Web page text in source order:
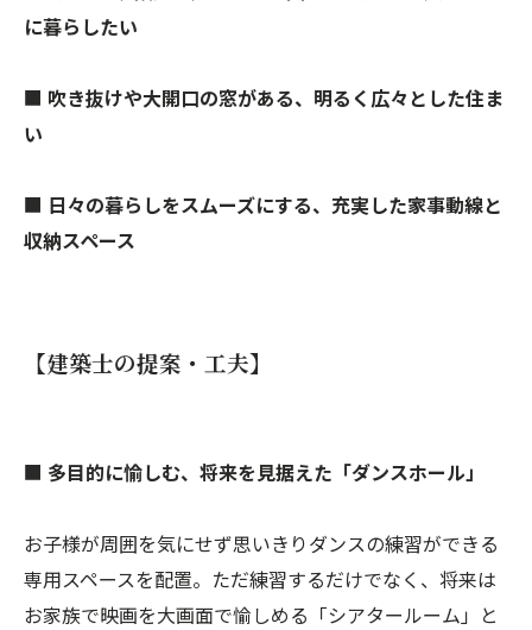
に暮らしたい
■ 吹き抜けや大開口の窓がある、明るく広々とした住ま
い
■ 日々の暮らしをスムーズにする、充実した家事動線と
収納スペース
【建築士の提案・工夫】
■ 多目的に愉しむ、将来を見据えた「ダンスホール」
お子様が周囲を気にせず思いきりダンスの練習ができる
専用スペースを配置。ただ練習するだけでなく、将来は
お家族で映画を大画面で愉しめる「シアタールーム」と